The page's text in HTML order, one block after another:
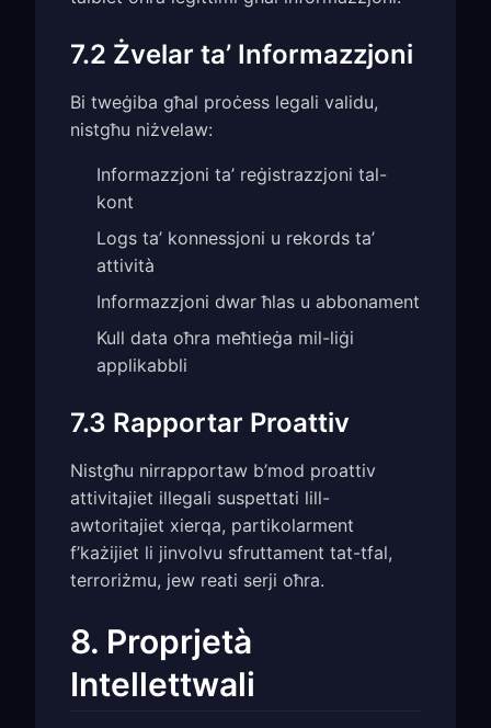
7.2 Żvelar ta’ Informazzjoni
Bi tweġiba għal proċess legali validu,
nistgħu niżvelaw:
Informazzjoni ta’ reġistrazzjoni tal-
kont
Logs ta’ konnessjoni u rekords ta’
attività
Informazzjoni dwar ħlas u abbonament
Kull data oħra meħtieġa mil-liġi
applikabbli
7.3 Rapportar Proattiv
Nistgħu nirrapportaw b’mod proattiv
attivitajiet illegali suspettati lill-
awtoritajiet xierqa, partikolarment
f’każijiet li jinvolvu sfruttament tat-tfal,
terroriżmu, jew reati serji oħra.
8. Proprjetà
Intellettwali